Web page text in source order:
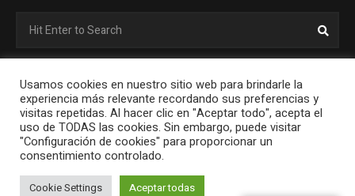
for:
Patricia Meyer © Copyright 2021. All rights reserved.
Usamos cookies en nuestro sitio web para brindarle la
experiencia más relevante recordando sus preferencias y
visitas repetidas. Al hacer clic en "Aceptar todo", acepta el
uso de TODAS las cookies. Sin embargo, puede visitar
"Configuración de cookies" para proporcionar un
consentimiento controlado.
Cookie Settings Aceptar todas